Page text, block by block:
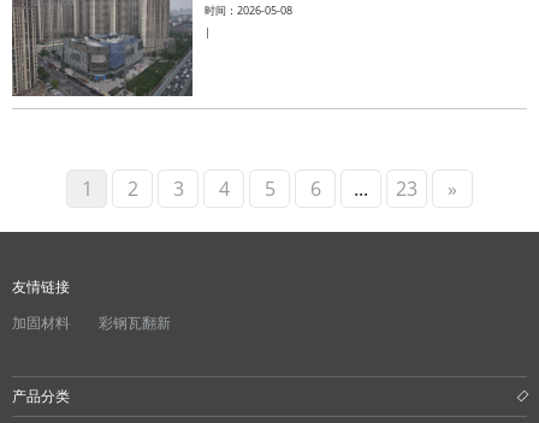
时间：2026-05-08
|
1 2 3 4 5 6 ... 23 »
友情链接
加固材料
彩钢瓦翻新
产品分类